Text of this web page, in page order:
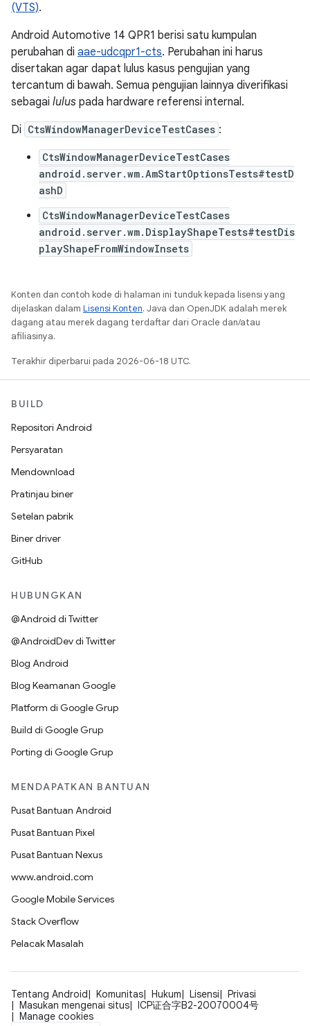
(VTS).
Android Automotive 14 QPR1 berisi satu kumpulan
perubahan di aae-udcqpr1-cts. Perubahan ini harus
disertakan agar dapat lulus kasus pengujian yang
tercantum di bawah. Semua pengujian lainnya diverifikasi
sebagai lulus pada hardware referensi internal.
Di CtsWindowManagerDeviceTestCases :
CtsWindowManagerDeviceTestCases
android.server.wm.AmStartOptionsTests#testD
ashD
CtsWindowManagerDeviceTestCases
android.server.wm.DisplayShapeTests#testDis
playShapeFromWindowInsets
Konten dan contoh kode di halaman ini tunduk kepada lisensi yang
dijelaskan dalam Lisensi Konten. Java dan OpenJDK adalah merek
dagang atau merek dagang terdaftar dari Oracle dan/atau
afiliasinya.
Terakhir diperbarui pada 2026-06-18 UTC.
BUILD
Repositori Android
Persyaratan
Mendownload
Pratinjau biner
Setelan pabrik
Biner driver
GitHub
HUBUNGKAN
@Android di Twitter
@AndroidDev di Twitter
Blog Android
Blog Keamanan Google
Platform di Google Grup
Build di Google Grup
Porting di Google Grup
MENDAPATKAN BANTUAN
Pusat Bantuan Android
Pusat Bantuan Pixel
Pusat Bantuan Nexus
www.android.com
Google Mobile Services
Stack Overflow
Pelacak Masalah
Tentang Android Komunitas Hukum Lisensi
Privasi
Masukan mengenai situs
ICP证合字B2-20070004号
Manage cookies